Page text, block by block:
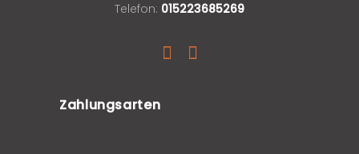
Telefon: 015223685269
Zahlungsarten